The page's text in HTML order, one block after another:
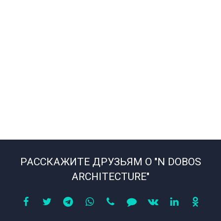
РАССКАЖИТЕ ДРУЗЬЯМ О "N DOBOS
ARCHITECTURE"